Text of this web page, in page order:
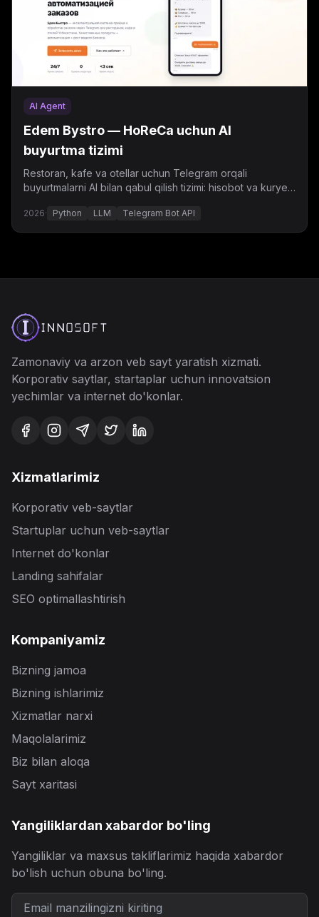
AI Agent
Edem Bystro — HoReCa uchun AI
buyurtma tizimi
Restoran, kafe va otellar uchun Telegram orqali
buyurtmalarni AI bilan qabul qilish tizimi: hisobot va kuryer
2026· Python LLM Telegram Bot API
Zamonaviy va arzon veb sayt yaratish xizmati.
Korporativ saytlar, startaplar uchun innovatsion
yechimlar va internet do'konlar.
Xizmatlarimiz
Korporativ veb-saytlar
Startuplar uchun veb-saytlar
Internet do'konlar
Landing sahifalar
SEO optimallashtirish
Kompaniyamiz
Bizning jamoa
Bizning ishlarimiz
Xizmatlar narxi
Maqolalarimiz
Biz bilan aloqa
Sayt xaritasi
Yangiliklardan xabardor bo'ling
Yangiliklar va maxsus takliflarimiz haqida xabardor
bo'lish uchun obuna bo'ling.